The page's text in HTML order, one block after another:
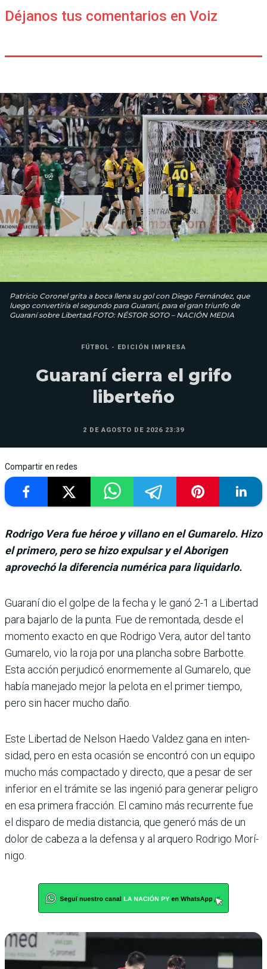
Déjanos tus comentarios en Voiz
Patricio Coronel grita a boca llena su gol con Diego Fernández, que
luego convertiría el segundo para Guaraní, para el gran triunfo de
Guaraní sobre Libertad.FOTO: NÉSTOR SOTO – NACIÓN MEDIA
FÚTBOL - EDICIÓN IMPRESA
Guaraní cierra el grifo
liberteño
2 DE AGOSTO DE 2026 23:39
Compartir en redes
Rodrigo Vera fue héroe y villano en el Gumarelo. Hizo
el primero, pero se hizo expulsar y el Aborigen
aprovechó la diferencia numérica para liquidarlo.
Guaraní dio el golpe de la fecha y le ganó 2-1 a Liber­tad
para bajarlo de la punta. Fue de remontada, desde el
momento exacto en que Rodrigo Vera, autor del tanto
Gumarelo, vio la roja por una plancha sobre Bar­botte.
Esta acción perjudicó enormemente al Guma­relo, que
había manejado mejor la pelota en el pri­mer tiempo,
pero sin hacer mucho daño.
Este Libertad de Nelson Haedo Valdez gana en inten­
sidad, pero en esta ocasión se encontró con un equipo
mucho más compactado y directo, que a pesar de ser
inferior en el trámite se las ingenió para generar peligro
en esa primera fracción. El camino más recurrente fue
el disparo de media distan­cia, que generó más de un
dolor de cabeza a la defensa y al arquero Rodrigo Morí­
nigo.